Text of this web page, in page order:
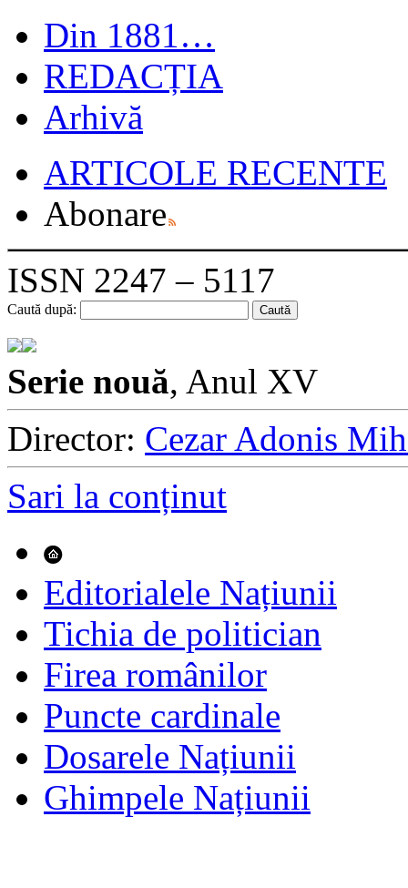
Din 1881…
REDACȚIA
Arhivă
ARTICOLE RECENTE
Abonare
ISSN 2247 – 5117
Caută după:
Serie nouă, Anul XV
Director: Cezar Adonis
Sari la conținut
Editorialele Națiunii
Tichia de politician
Firea românilor
Puncte cardinale
Dosarele Națiunii
Ghimpele Națiunii